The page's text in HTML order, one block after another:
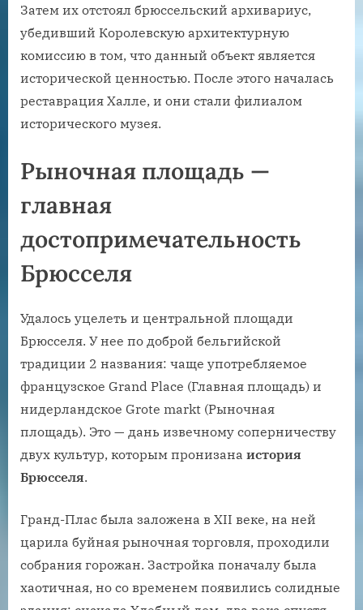
Затем их отстоял брюссельский архивариус,
убедивший Королевскую архитектурную
комиссию в том, что данный объект является
исторической ценностью. После этого началась
реставрация Халле, и они стали филиалом
исторического музея.
Рыночная площадь —
главная
достопримечательность
Брюсселя
Удалось уцелеть и центральной площади
Брюсселя. У нее по доброй бельгийской
традиции 2 названия: чаще употребляемое
французское Grand Place (Главная площадь) и
нидерландское Grote markt (Рыночная
площадь). Это — дань извечному соперничеству
двух культур, которым пронизана история
Брюсселя.
Гранд-Плас была заложена в XII веке, на ней
царила буйная рыночная торговля, проходили
собрания горожан. Застройка поначалу была
хаотичная, но со временем появились солидные